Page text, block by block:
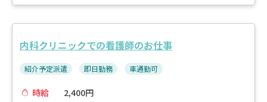
内科クリニックでの看護師のお仕事
紹介予定派遣 即日勤務 車通勤可
時給
2,400円